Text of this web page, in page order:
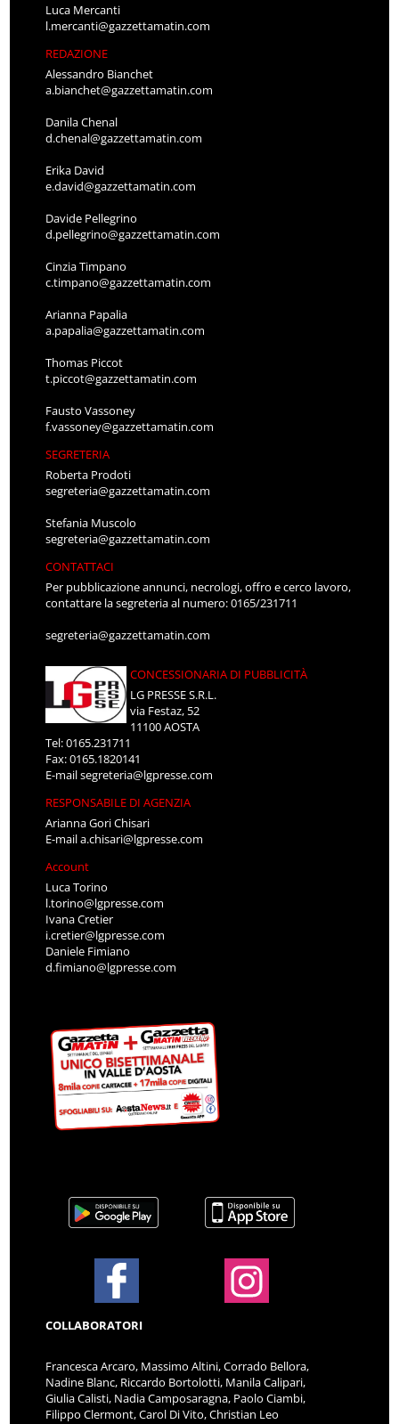
Luca Mercanti
l.mercanti@gazzettamatin.com
REDAZIONE
Alessandro Bianchet
a.bianchet@gazzettamatin.com
Danila Chenal
d.chenal@gazzettamatin.com
Erika David
e.david@gazzettamatin.com
Davide Pellegrino
d.pellegrino@gazzettamatin.com
Cinzia Timpano
c.timpano@gazzettamatin.com
Arianna Papalia
a.papalia@gazzettamatin.com
Thomas Piccot
t.piccot@gazzettamatin.com
Fausto Vassoney
f.vassoney@gazzettamatin.com
SEGRETERIA
Roberta Prodoti
segreteria@gazzettamatin.com
Stefania Muscolo
segreteria@gazzettamatin.com
CONTATTACI
Per pubblicazione annunci, necrologi, offro e cerco lavoro,
contattare la segreteria al numero: 0165/231711
segreteria@gazzettamatin.com
CONCESSIONARIA DI PUBBLICITÀ
LG PRESSE S.R.L.
via Festaz, 52
11100 AOSTA
Tel: 0165.231711
Fax: 0165.1820141
E-mailsegreteria@lgpresse.com
RESPONSABILE DI AGENZIA
Arianna Gori Chisari
E-maila.chisari@lgpresse.com
Account
Luca Torino
l.torino@lgpresse.com
Ivana Cretier
i.cretier@lgpresse.com
Daniele Fimiano
d.fimiano@lgpresse.com
COLLABORATORI
Francesca Arcaro, Massimo Altini, Corrado Bellora,
Nadine Blanc, Riccardo Bortolotti, Manila Calipari,
Giulia Calisti, Nadia Camposaragna, Paolo Ciambi,
Filippo Clermont, Carol Di Vito, Christian Leo